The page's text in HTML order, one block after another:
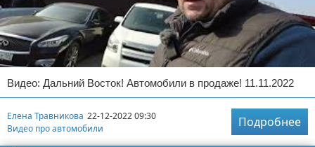
Видео: Дальний Восток! Автомобили в продаже! 11.11.2022
Елена Травникова 22-12-2022 09:30
Видео про автомобили
Подробнее